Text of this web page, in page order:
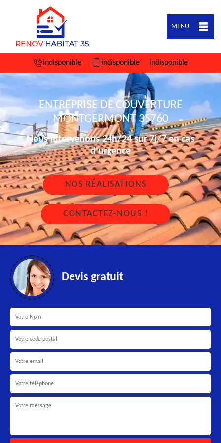
MENU
indisponible indisponible indisponible
ENTREPRISE DE COUVERTURE
MONTGERMONT 35760
Nous intervenons 24h/24 sur 7j/7 en cas
d'urgence
NOS RÉALISATIONS
CONTACTEZ-NOUS !
Devis gratuit